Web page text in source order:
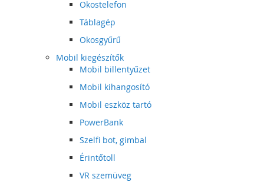
Okostelefon
Táblagép
Okosgyűrű
Mobil kiegészítők
Mobil billentyűzet
Mobil kihangosító
Mobil eszköz tartó
PowerBank
Szelfi bot, gimbal
Érintőtoll
VR szemüveg